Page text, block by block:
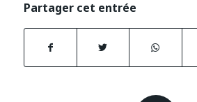
Partager cet entrée